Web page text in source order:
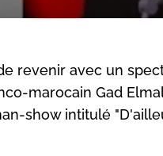
revenir avec un
marocain Gad
show intitulé